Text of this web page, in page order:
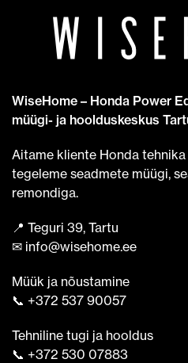
WiseHome – Honda Power
müügi- ja hoolduskeskus
Aitame kliente Honda
tegeleme seadmete müügi,
remondiga.
📍 Teguri 39, Tartu
✉ info@wisehome.ee
Müük ja nõustamine
📞 +372 537 90057
Tehniline tugi ja hooldus
📞 +372 530 07883